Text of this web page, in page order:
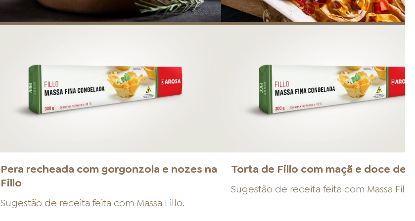
Pera recheada com gorgonzola e nozes na
Fillo
Sugestão de receita feita com Massa Fillo.
Torta de Fillo com maçã e doce de
Sugestão de receita feita com Massa Fillo